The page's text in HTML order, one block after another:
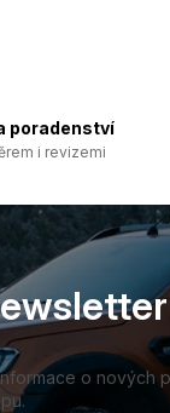
poradenství
i revizemi
o nových